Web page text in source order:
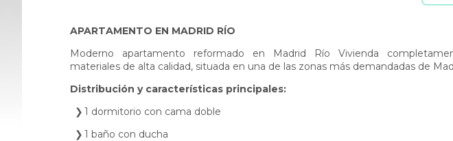
APARTAMENTO EN MADRID RÍO
Moderno apartamento reformado en Madrid Río Vivienda
materiales de alta calidad, situada en una de las zonas más demandadas de
Distribución y características principales:
1 dormitorio con cama doble
1 baño con ducha